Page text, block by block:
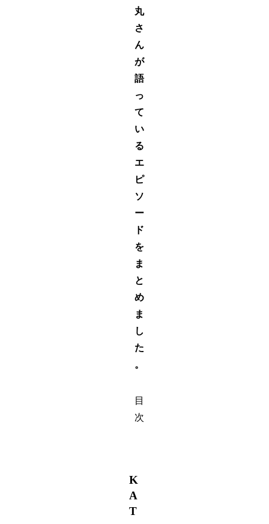
丸
さ
ん
が
語
っ
て
い
る
エ
ピ
ソ
ー
ド
を
ま
と
め
ま
し
た
。
目
次
K
A
T